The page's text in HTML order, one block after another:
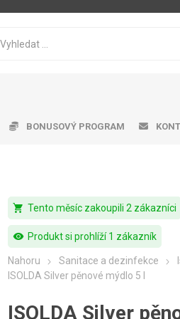
pražená káva
kávovary Pákové
ke kávovarům Pěniče
na vodu Výrobník
professional Čistící
Cukry Dárkové
Philips Saeco
BONUSOVÝ PROGRAM
shopping_cart Tento měsíc zakoupili 2 zákazníci
visibility Produkt si prohlíží 1 zákazník
Nahoru Sanitace a dezinfekce
ISOLDA Silver pěnové mýdlo 5 l
ISOLDA Silver